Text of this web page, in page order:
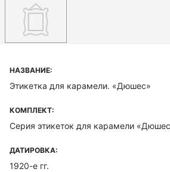
НАЗВАНИЕ:
Этикетка для карамели. «Дюшес»
КОМПЛЕКТ:
Серия этикеток для карамели
ДАТИРОВКА:
1920-е гг.